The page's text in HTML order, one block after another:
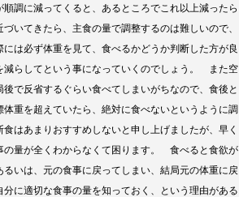
調に減ってくると、あるところでこれ以上減ったら
いてきたら、主食の量で調整するのは難しいので、
は必ず体重を見て、食べるかどうか判断した方が良
らしてという事になっていくのでしょう。 また空
で反省するぐらい食べてしまいがちなので、食後と
重を超えていたら、絶対に食べないというように調
はあまりおすすめしないと申し上げましたが、早く
の量が全くわからなくて困ります。 食べると食欲が
いは、元の食事に戻ってしまい、結局元の体重に戻
に適切な食事の量を知っておく、という理由がある